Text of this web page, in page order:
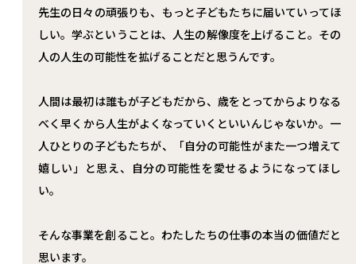
#4 募集要項
Entry& Contact
先生の日々の頑張りも、もっと子どもたちに届いていってほ
しい。学ぶということは、人生の解像度を上げること。その
人の人生の可能性を拡げることだと思うんです。
人間は最初は誰もが子どもだから、歳をとってからよりなる
べく早くから人生がよくなっていくといいんじゃないか。一
人ひとりの子どもたちが、「自分の可能性がまた一つ増えて
嬉しい」と思え、自分の可能性を愛せるようになってほし
い。
そんな事業を創ること。わたしたちの仕事の本当の価値だと
思います。